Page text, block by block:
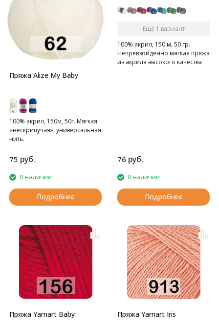
Пряжа Alize My Baby
100% акрил, 150м, 50г. Мягкая,
«нескрипучая», универсальная
нить.
75 руб.
В наличии
Подробнее
Ещё 1 вариант
100% акрил, 150 м, 50 гр.
Непревзойденно мягкая пряжа
из акрила высокого качества
76 руб.
В наличии
Подробнее
Пряжа Yarnart Baby Пряжа Yarnart Iris